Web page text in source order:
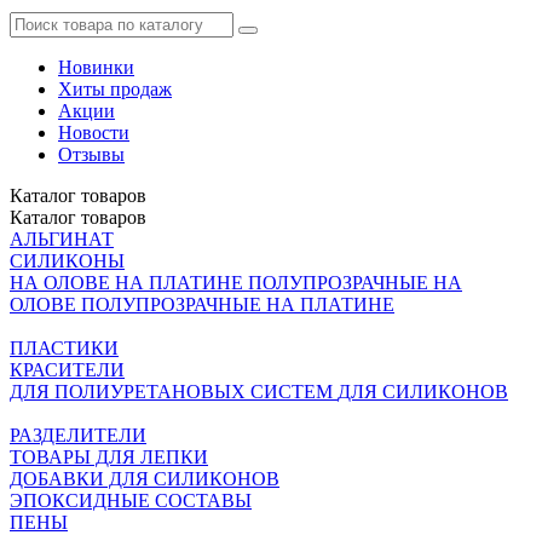
Новинки
Хиты продаж
Акции
Новости
Отзывы
Каталог товаров
Каталог товаров
АЛЬГИНАТ
СИЛИКОНЫ
НА ОЛОВЕ НА ПЛАТИНЕ ПОЛУПРОЗРАЧНЫЕ НА
ОЛОВЕ ПОЛУПРОЗРАЧНЫЕ НА ПЛАТИНЕ
ПЛАСТИКИ
КРАСИТЕЛИ
ДЛЯ ПОЛИУРЕТАНОВЫХ СИСТЕМ ДЛЯ СИЛИКОНОВ
РАЗДЕЛИТЕЛИ
ТОВАРЫ ДЛЯ ЛЕПКИ
ДОБАВКИ ДЛЯ СИЛИКОНОВ
ЭПОКСИДНЫЕ СОСТАВЫ
ПЕНЫ